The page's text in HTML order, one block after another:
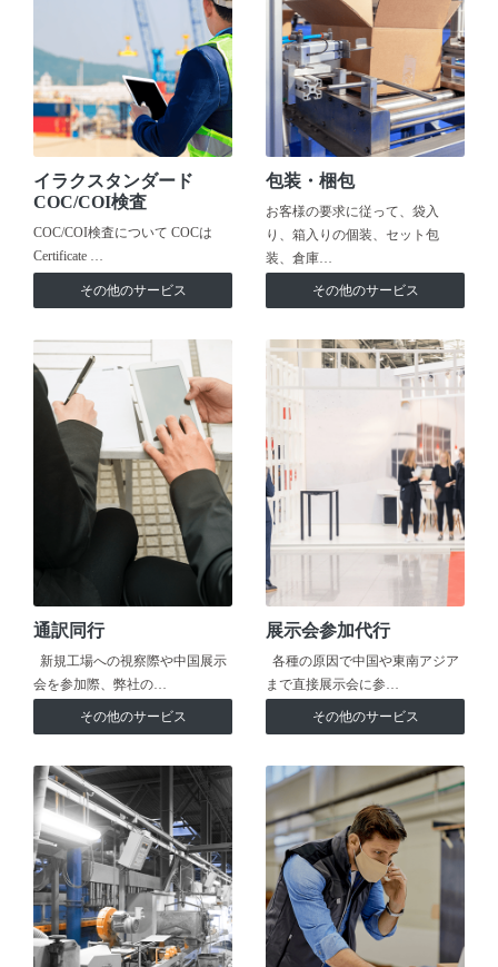
イラクスタンダード
COC/COI検査
COC/COI検査について COCは
Certificate …
その他のサービス
包装・梱包
お客様の要求に従って、袋入
り、箱入りの個装、セット包
装、倉庫…
その他のサービス
通訳同行
新規工場への視察際や中国展示
会を参加際、弊社の…
その他のサービス
展示会参加代行
各種の原因で中国や東南アジア
まで直接展示会に参…
その他のサービス